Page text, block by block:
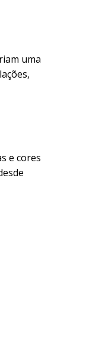
uma
e cores